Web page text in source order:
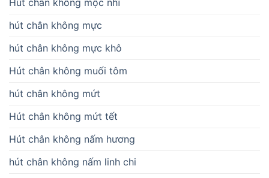
Hút chân không mộc nhĩ
hút chân không mực
hút chân không mực khô
Hút chân không muối tôm
hút chân không mứt
Hút chân không mứt tết
Hút chân không nấm hương
hút chân không nấm linh chi